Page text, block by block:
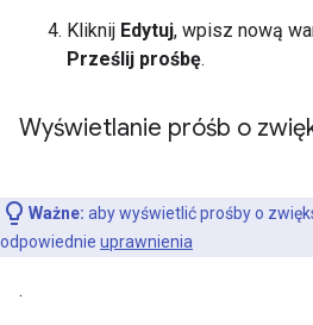
Kliknij Edytuj, wpisz nową
Prześlij prośbę.
Wyświetlanie próśb o
Ważne: aby wyświetlić prośby o
odpowiednie uprawnienia
.